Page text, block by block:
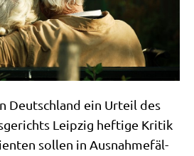
Deutsch­land ein Urteil des
Leip­zig hef­ti­ge Kri­tik
sol­len in Aus­nah­me­fäl­